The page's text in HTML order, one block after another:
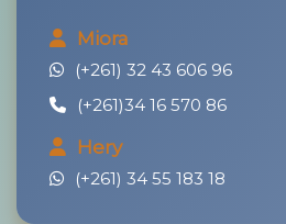
Miora
(+261) 32 43 606 96
(+261)34 16 570 86
Hery
(+261) 34 55 183 18